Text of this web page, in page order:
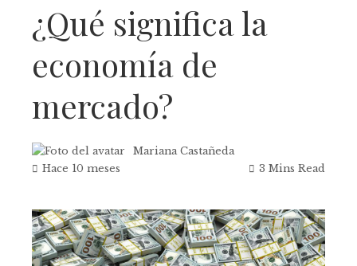
¿Qué significa la
economía de
mercado?
Mariana Castañeda
Hace 10 meses
3 Mins Read